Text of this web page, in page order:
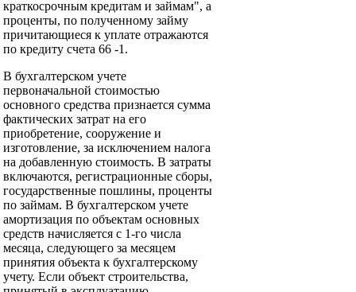
краткосрочным кредитам и займам", а
проценты, по полученному займу
причитающиеся к уплате отражаются
по кредиту счета 66 -1.
В бухгалтерском учете
первоначальной стоимостью
основного средства признается сумма
фактических затрат на его
приобретение, сооружение и
изготовление, за исключением налога
на добавленную стоимость. В затраты
включаются, регистрационные сборы,
государственные пошлины, проценты
по займам. В бухгалтерском учете
амортизация по объектам основных
средств начисляется с 1-го числа
месяца, следующего за месяцем
принятия объекта к бухгалтерскому
учету. Если объект строительства,